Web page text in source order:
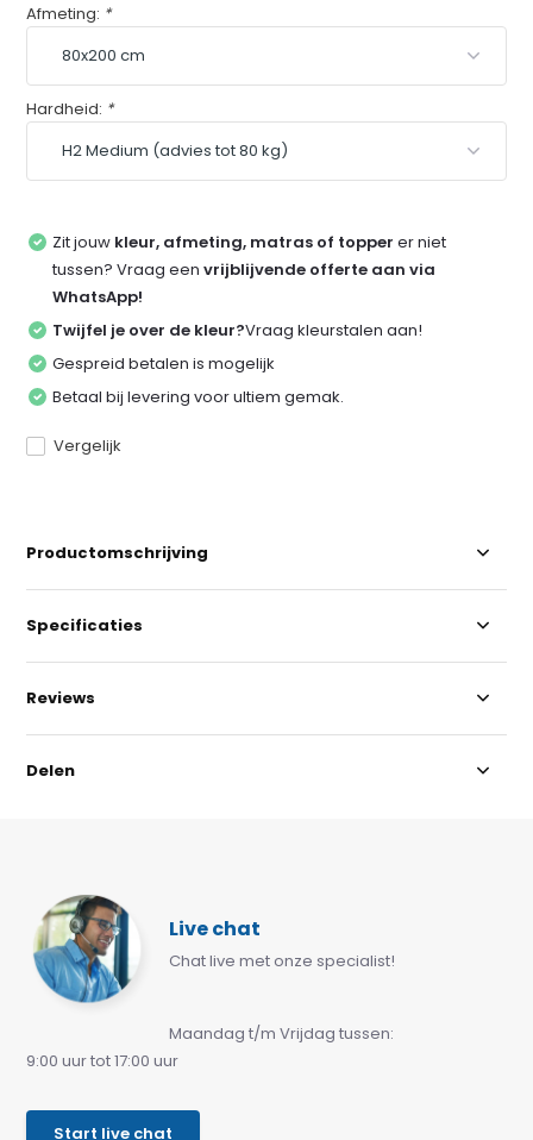
Afmeting: *
Hardheid: *
Zit jouw kleur, afmeting, matras of topper er niet
tussen? Vraag eenvrijblijvende offerte aan via
WhatsApp!
Twijfel je over de kleur?Vraag kleurstalen aan!
Gespreid betalen is mogelijk
Betaal bij levering voor ultiem gemak.
Vergelijk
Productomschrijving
Specificaties
Reviews
Delen
Live chat
Chat live met onze specialist!
Maandag t/m Vrijdag tussen:
9:00 uur tot 17:00 uur
Start live chat